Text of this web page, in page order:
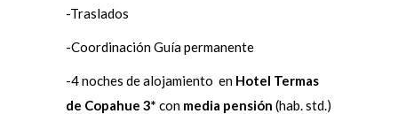
-Traslados
-Coordinación Guía permanente
-4 noches de alojamiento en Hotel Termas
de Copahue 3* con media pensión (hab. std.)